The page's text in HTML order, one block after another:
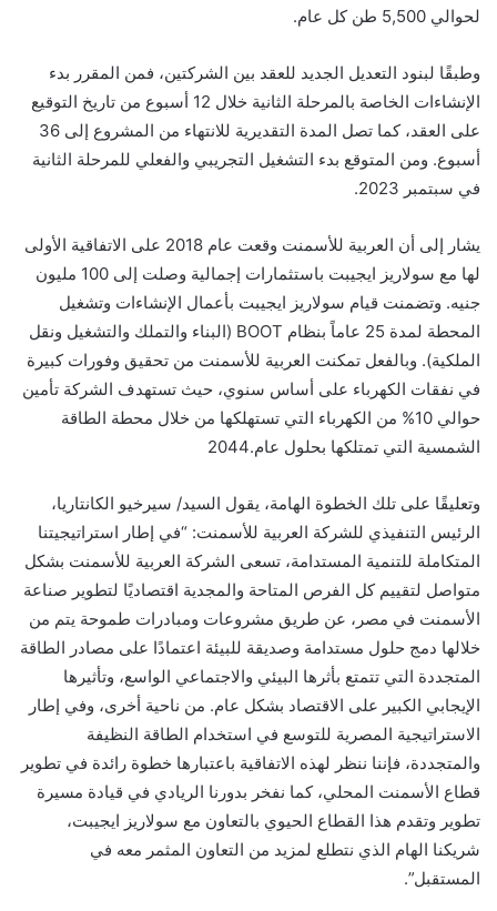
لحوالي 5,500 طن كل عام.
وطبقًا لبنود التعديل الجديد للعقد بين الشركتين، فمن المقرر بدء
الإنشاءات الخاصة بالمرحلة الثانية خلال 12 أسبوع من تاريخ التوقيع
على العقد، كما تصل المدة التقديرية للانتهاء من المشروع إلى 36
أسبوع. ومن المتوقع بدء التشغيل التجريبي والفعلي للمرحلة الثانية
في سبتمبر 2023.
يشار إلى أن العربية للأسمنت وقعت عام 2018 على الاتفاقية الأولى
لها مع سولاريز ايجيبت باستثمارات إجمالية وصلت إلى 100 مليون
جنيه. وتضمنت قيام سولاريز ايجيبت بأعمال الإنشاءات وتشغيل
المحطة لمدة 25 عاماً بنظام BOOT (البناء والتملك والتشغيل ونقل
الملكية). وبالفعل تمكنت العربية للأسمنت من تحقيق وفورات كبيرة
في نفقات الكهرباء على أساس سنوي، حيث تستهدف الشركة تأمين
حوالي 10% من الكهرباء التي تستهلكها من خلال محطة الطاقة
الشمسية التي تمتلكها بحلول عام.2044
وتعليقًا على تلك الخطوة الهامة، يقول السيد/ سيرخيو الكانتاريا،
الرئيس التنفيذي للشركة العربية للأسمنت: “في إطار استراتيجيتنا
المتكاملة للتنمية المستدامة، تسعى الشركة العربية للأسمنت بشكل
متواصل لتقييم كل الفرص المتاحة والمجدية اقتصاديًا لتطوير صناعة
الأسمنت في مصر، عن طريق مشروعات ومبادرات طموحة يتم من
خلالها دمج حلول مستدامة وصديقة للبيئة اعتمادًا على مصادر الطاقة
المتجددة التي تتمتع بأثرها البيئي والاجتماعي الواسع، وتأثيرها
الإيجابي الكبير على الاقتصاد بشكل عام. من ناحية أخرى، وفي إطار
الاستراتيجية المصرية للتوسع في استخدام الطاقة النظيفة
والمتجددة، فإننا ننظر لهذه الاتفاقية باعتبارها خطوة رائدة في تطوير
قطاع الأسمنت المحلي، كما نفخر بدورنا الريادي في قيادة مسيرة
تطوير وتقدم هذا القطاع الحيوي بالتعاون مع سولاريز ايجيبت،
شريكنا الهام الذي نتطلع لمزيد من التعاون المثمر معه في
المستقبل”.